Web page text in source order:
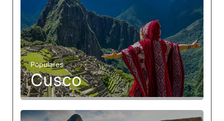
Populares
Cusco